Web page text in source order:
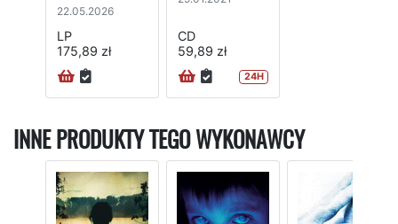
22.05.2026
LP
175,89 zł
CD
59,89 zł
24H
INNE PRODUKTY TEGO WYKONAWCY